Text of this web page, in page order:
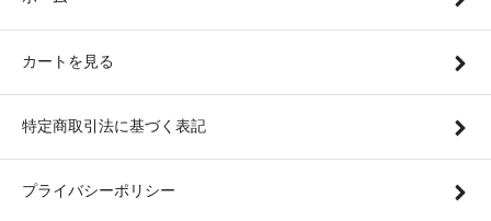
カートを見る
特定商取引法に基づく表記
プライバシーポリシー